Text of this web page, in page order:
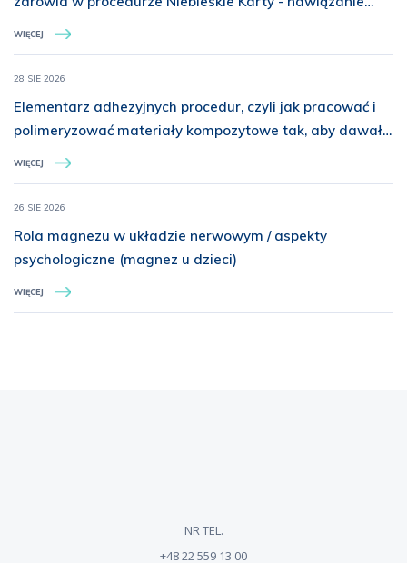
kontaktu i interwencja w sytuacjach przemocy
WIĘCEJ
28 SIE 2026
Elementarz adhezyjnych procedur, czyli jak pracować i
polimeryzować materiały kompozytowe tak, aby dawały
długoterminowy efekt kliniczny w stomatologii
WIĘCEJ
26 SIE 2026
Rola magnezu w układzie nerwowym / aspekty
psychologiczne (magnez u dzieci)
WIĘCEJ
NR TEL.
+48 22 559 13 00